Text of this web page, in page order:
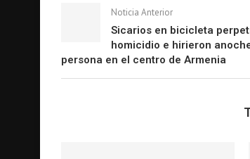
Noticia Anterior
Sicarios en bicicleta
homicidio e hirieron
persona en el centro de Armenia